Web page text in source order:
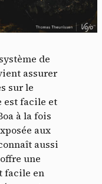
de
assurer
sur le
est facile et
à la fois
aux
aussi
une
facile en